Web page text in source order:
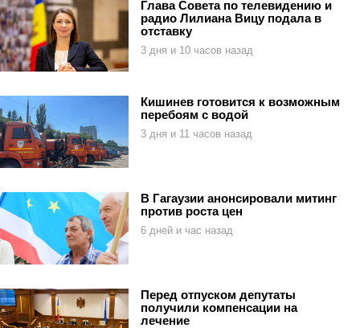
Глава Совета по телевидению и
радио Лилиана Вицу подала в
отставку
3 дня и 10 часов назад
Кишинев готовится к возможным
перебоям с водой
3 дня и 11 часов назад
В Гагаузии анонсировали митинг
против роста цен
6 дней и час назад
Перед отпуском депутаты
получили компенсации на
лечение